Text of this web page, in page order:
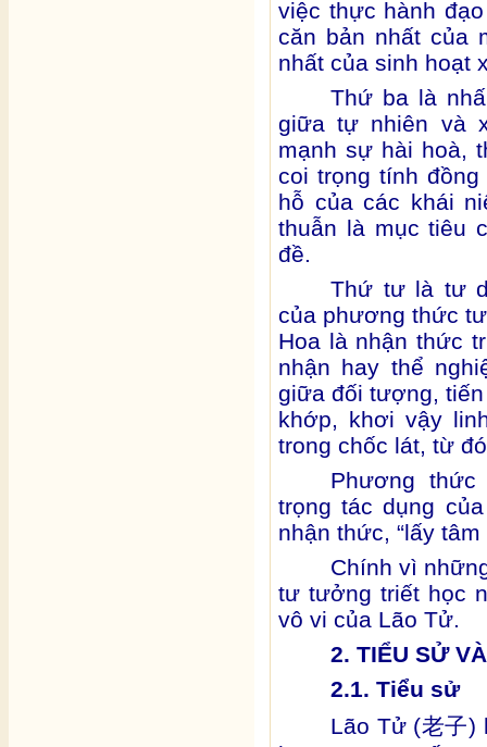
việc thực hành
căn bản nhất của
nhất của sinh hoạt
Thứ ba là
giữa tự nhiên và
mạnh sự hài hoà,
coi trọng tính
hỗ của các khái
thuẫn là mục tiêu
đề.
Thứ tư là tư
của phương thức
Hoa là nhận thức
nhận hay thể
giữa đối tượng,
khớp, khơi vậy
trong chốc lát, từ
Phương
trọng tác dụng
nhận thức, “lấy
Chính vì
tư tưởng triết học
vô vi của Lão Tử.
2. TIỂU SỬ
2.1. Tiểu sử
Lão Tử (老子)